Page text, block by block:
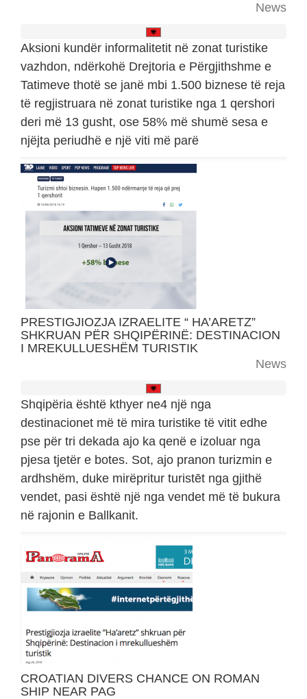
News
Aksioni kundër informalitetit në zonat turistike
vazhdon, ndërkohë Drejtoria e Përgjithshme e
Tatimeve thotë se janë mbi 1.500 biznese të reja
të regjistruara në zonat turistike nga 1 qershori
deri më 13 gusht, ose 58% më shumë sesa e
njëjta periudhë e një viti më parë
PRESTIGJIOZJA IZRAELITE “ HA’ARETZ”
SHKRUAN PËR SHQIPËRINË: DESTINACION
I MREKULLUESHËM TURISTIK
News
Shqipëria është kthyer ne4 një nga
destinacionet më të mira turistike të vitit edhe
pse për tri dekada ajo ka qenë e izoluar nga
pjesa tjetër e botes. Sot, ajo pranon turizmin e
ardhshëm, duke mirëpritur turistēt nga gjithë
vendet, pasi është një nga vendet më të bukura
në rajonin e Ballkanit.
CROATIAN DIVERS CHANCE ON ROMAN
SHIP NEAR PAG